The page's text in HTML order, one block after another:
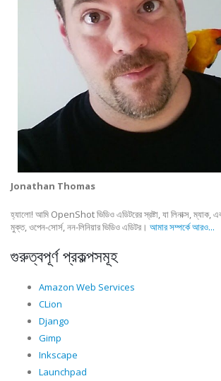
Jonathan Thomas
হ্যালো! আমি OpenShot ভিডিও এডিটরের স্রষ্টা, যা লিনাক্স, ম্যাক,
মুক্ত, ওপেন-সোর্স, নন-লিনিয়ার ভিডিও এডিটর। আমার সম্পর্কে আরও...
গুরুত্বপূর্ণ প্রকল্পসমূহ
Amazon Web Services
CLion
Django
Gimp
Inkscape
Launchpad